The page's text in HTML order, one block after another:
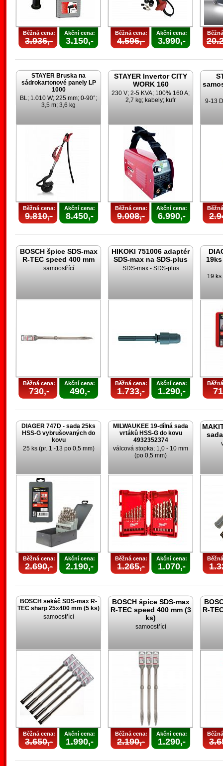
Běžná cena:
3.936,-
Akční cena:
3.150,-
Běžná cena:
4.596,-
Akční cena:
3.990,-
STAYER Bruska na
sádrokartonové panely LP
1000
BL; 1.010 W; 225 mm; 0-90°;
3,5 m; 3,6 kg
Běžná cena:
9.810,-
Akční cena:
8.450,-
STAYER Invertor CITY
WORK 160
230 V; 2-5 KVA; 100% 160 A;
2,7 kg; kabely; kufr
Běžná cena:
9.008,-
Akční cena:
6.990,-
9-13
BOSCH špice SDS-max
R-TEC speed 400 mm
samoostřící
Běžná cena:
730,-
Akční cena:
490,-
HIKOKI 751006 adaptér
SDS-max na SDS-plus
SDS-max - SDS-plus
Běžná cena:
1.733,-
Akční cena:
1.290,-
19 ks
DIAGER 747D - sada 25ks
HSS-G vybrušovaných do
kovu
25 ks (pr. 1 -13 po 0,5 mm)
Běžná cena:
2.690,-
Akční cena:
2.190,-
MILWAUKEE 19-dílná sada
vrtáků HSS-G do kovu
4932352374
válcová stopka; 1,0 - 10 mm
(po 0,5 mm)
Běžná cena:
1.265,-
Akční cena:
1.070,-
BOSCH sekáč SDS-max R-
TEC sharp 25x400 mm (5 ks)
samoostřící
Běžná cena:
3.650,-
Akční cena:
1.990,-
BOSCH špice SDS-max
R-TEC speed 400 mm (3
ks)
samoostřící
Běžná cena:
2.190,-
Akční cena:
1.290,-
R-